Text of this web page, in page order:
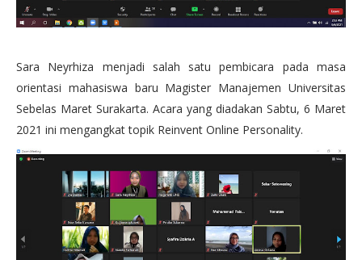
Sara Neyrhiza menjadi salah satu pembicara pada masa
orientasi mahasiswa baru Magister Manajemen Universitas
Sebelas Maret Surakarta. Acara yang diadakan Sabtu, 6 Maret
2021 ini mengangkat topik Reinvent Online Personality.